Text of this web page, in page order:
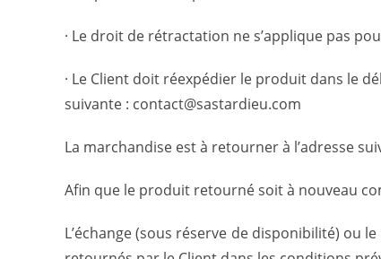
· Le droit de rétractation ne s’applique pas
· Le Client doit réexpédier le produit dans le
suivante : contact@sastardieu.com
La marchandise est à retourner à l’adresse
Afin que le produit retourné soit à nouveau
L’échange (sous réserve de disponibilité) ou